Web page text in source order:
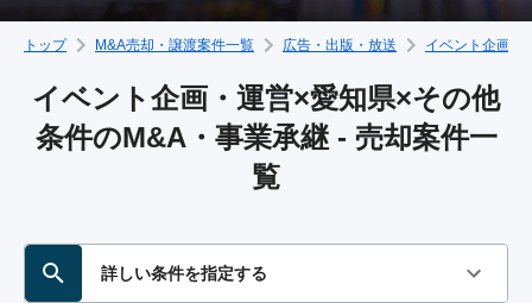
M&A専門家の方へ
トップ M&A売却・譲渡案件一覧 広告・出版・放送 イベント企画・
イベント企画・運営×愛知県×その他
条件のM&A・事業承継 - 売却案件一
覧
詳しい条件を指定する